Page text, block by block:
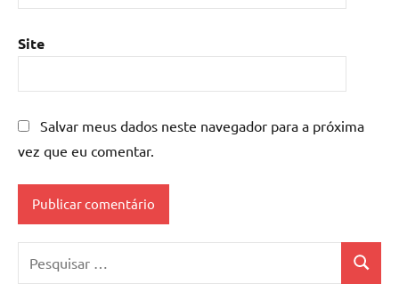
Site
Salvar meus dados neste navegador para a próxima
vez que eu comentar.